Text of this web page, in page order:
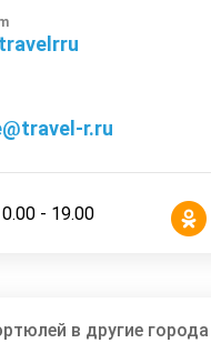
r.ru
- 19.00
в другие города